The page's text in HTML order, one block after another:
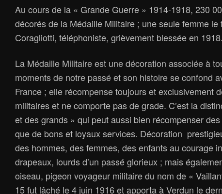
Au cours de la « Grande Guerre » 1914-1918, 230
décorés de la Médaille Militaire ; une seule femme le
Coragliotti, téléphoniste, grièvement blessée en 1918.
La Médaille Militaire est une décoration associée à
moments de notre passé et son histoire se confond
France ; elle récompense toujours et exclusivement
militaires et ne comporte pas de grade. C’est la
et des grands » qui peut aussi bien récompenser
que de bons et loyaux services. Décoration
des hommes, des femmes, des enfants au courage
drapeaux, lourds d’un passé glorieux ; mais
oiseau, pigeon voyageur militaire du nom de «
15 fut lâché le 4 juin 1916 et apporta à Verdun le